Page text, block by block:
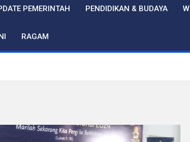
PEMERINTAH PENDIDIKAN & BUDAYA
RAGAM